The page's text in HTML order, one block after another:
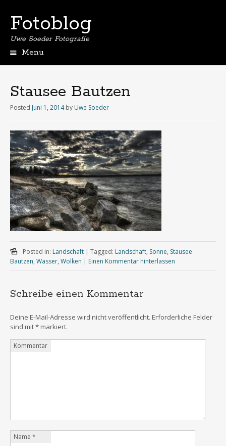
Fotoblog
Uwe Soeder Fotografie
Menu
Stausee Bautzen
Posted Juni 1, 2014 by Uwe Soeder
Posted in: Landschaft | Tagged: Landschaft, Sonne, Stausee
Bautzen, Wasser, Wolken | Einen Kommentar hinterlassen
Schreibe einen Kommentar
Deine E-Mail-Adresse wird nicht veröffentlicht. Erforderliche Felder
sind mit* markiert.
Kommentar
Name *